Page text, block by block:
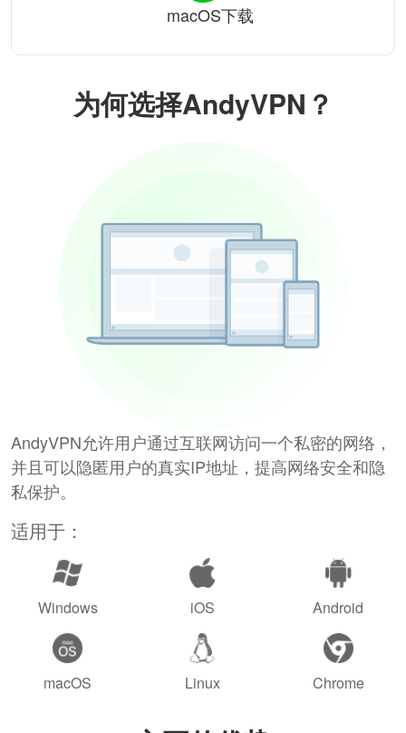
为何选择AndyVPN？
AndyVPN允许用户通过互联网访问一个私密的网络，
并且可以隐匿用户的真实IP地址，提高网络安全和隐
私保护。
适用于：
Windows iOS Android
macOS Linux Chrome
macOS下载